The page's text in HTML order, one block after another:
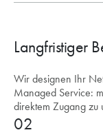
Langfristiger
Wir designen Ihr
Managed Service:
direktem Zugang zu
02